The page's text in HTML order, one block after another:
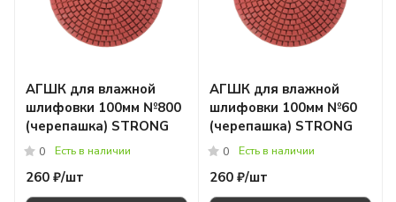
АГШК для влажной
шлифовки 100мм №800
(черепашка) STRONG
0 Есть в наличии
260 ₽/шт
АГШК для влажной
шлифовки 100мм №60
(черепашка) STRONG
0 Есть в наличии
260 ₽/шт